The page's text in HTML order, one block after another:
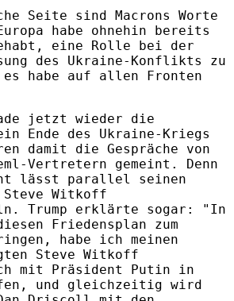
Seite sind Macrons Worte
habe ohnehin bereits
eine Rolle bei der
des Ukraine-Konflikts zu
habe auf allen Fronten
jetzt wieder die
ein Ende des Ukraine-Kriegs
damit die Gespräche von
Vertretern gemeint. Denn
lässt parallel seinen
Steve Witkoff
Trump erklärte sogar: "In
Friedensplan zum
habe ich meinen
Steve Witkoff
mit Präsident Putin in
und gleichzeitig wird